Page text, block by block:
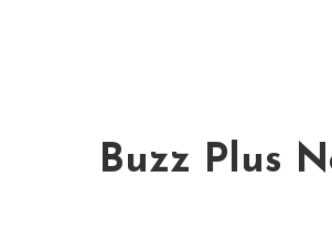
Buzz Plus